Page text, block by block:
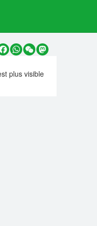
Facebook
WhatsApp
WeChatMastodon
plus visible